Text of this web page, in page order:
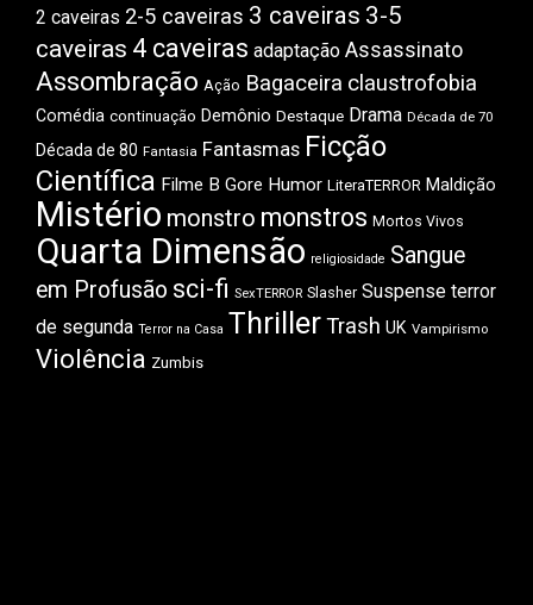
2 caveiras 2-5 caveiras 3 caveiras 3-5
caveiras 4 caveiras adaptação Assassinato
Assombração Ação Bagaceira claustrofobia
Comédia continuação Demônio Destaque Drama Década de 70
Década de 80 Fantasia Fantasmas Ficção
Científica Filme B Gore Humor LiteraTERROR Maldição
Mistério monstro monstros Mortos Vivos
Quarta Dimensão religiosidade Sangue
em Profusão sci-fi SexTERROR Slasher Suspense terror
de segunda Terror na Casa ThrillerTrash UK Vampirismo
Violência Zumbis